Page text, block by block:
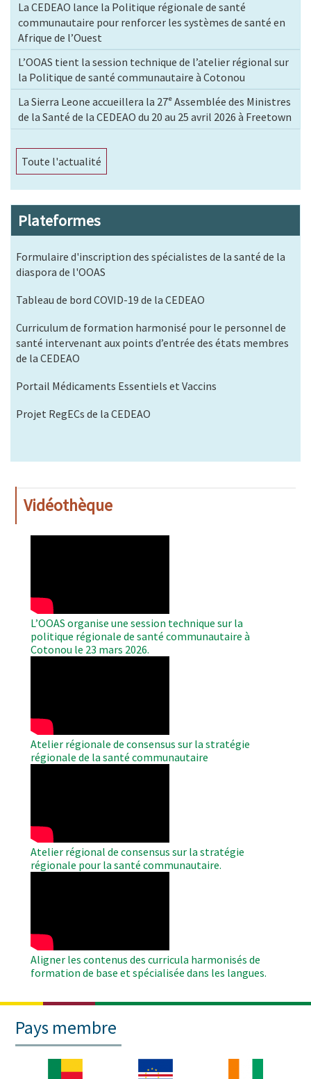
La CEDEAO lance la Politique régionale de santé
communautaire pour renforcer les systèmes de santé en
Afrique de l’Ouest
L’OOAS tient la session technique de l’atelier régional sur
la Politique de santé communautaire à Cotonou
La Sierra Leone accueillera la 27ᵉ Assemblée des Ministres
de la Santé de la CEDEAO du 20 au 25 avril 2026 à Freetown
Toute l'actualité
Plateformes
Formulaire d'inscription des spécialistes de la santé de la
diaspora de l'OOAS
Tableau de bord COVID-19 de la CEDEAO
Curriculum de formation harmonisé pour le personnel de
santé intervenant aux points d’entrée des états membres
de la CEDEAO
Portail Médicaments Essentiels et Vaccins
Projet RegECs de la CEDEAO
Vidéothèque
L’OOAS organise une session technique sur la
politique régionale de santé communautaire à
Cotonou le 23 mars 2026.
Atelier régionale de consensus sur la stratégie
régionale de la santé communautaire
Atelier régional de consensus sur la stratégie
régionale pour la santé communautaire.
Aligner les contenus des curricula harmonisés de
formation de base et spécialisée dans les langues.
Pays membre
Image